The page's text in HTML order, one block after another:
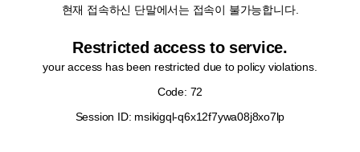
현재 접속하신 단말에서는 접속이 불가능합니다.
Restricted access to service.
your access has been restricted due to policy violations.
Code: 72
Session ID: msikigql-q6x12f7ywa08j8xo7lp